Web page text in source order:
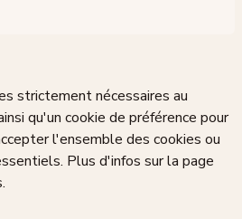
strictement nécessaires au
qu'un cookie de préférence pour
l'ensemble des cookies ou
Plus d'infos sur la page
.